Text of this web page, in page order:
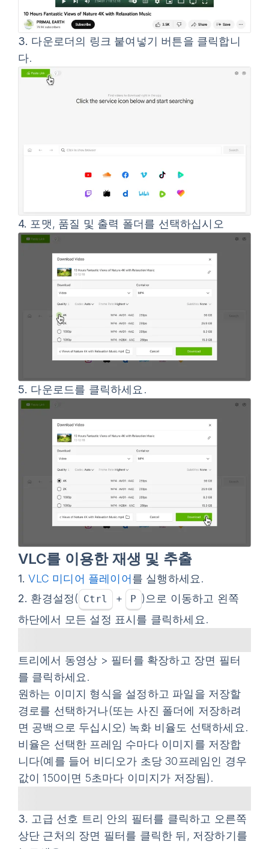
3. 다운로더의 링크 붙여넣기 버튼을 클릭합니
다.
4. 포맷, 품질 및 출력 폴더를 선택하십시오
5. 다운로드를 클릭하세요.
VLC를 이용한 재생 및 추출
1. VLC 미디어 플레이어를 실행하세요.
2. 환경설정( Ctrl + P )으로 이동하고 왼쪽
하단에서 모든 설정 표시를 클릭하세요.
트리에서 동영상 > 필터 를 확장하고 장면 필터
를 클릭하세요.
원하는 이미지 형식을 설정하고 파일을 저장할
경로를 선택하거나(또는 사진 폴더에 저장하려
면 공백으로 두십시오) 녹화 비율도 선택하세요.
비율은 선택한 프레임 수마다 이미지를 저장합
니다(예를 들어 비디오가 초당 30프레임인 경우
값이 150이면 5초마다 이미지가 저장됨).
3. 고급 선호 트리 안의 필터를 클릭하고 오른쪽
상단 근처의 장면 필터를 클릭한 뒤, 저장하기를